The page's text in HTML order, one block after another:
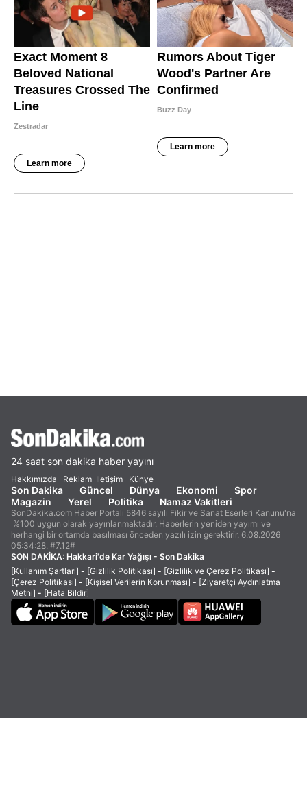
24 saat son dakika haber yayını
Hakkımızda Reklam İletişim Künye
Son Dakika Güncel Dünya Ekonomi
Spor
Magazin
Yerel Politika Namaz Vakitleri
SonDakika.com Haber Portalı 5846 sayılı Fikir ve Sanat Eserleri Kanunu'na
%100 uygun olarak yayınlanmaktadır. Haberlerin yeniden yayımı ve
herhangi bir ortamda basılması önceden yazılı izin gerektirir. 6.08.2026
05:34:28. #7.12#
SON DAKİKA: Hakkari'de Kar Yağışı - Son Dakika
[Kullanım Şartları] - [Gizlilik Politikası] - [Gizlilik ve Çerez Politikası] -
[Çerez Politikası] - [Kişisel Verilerin Korunması] - [Ziyaretçi Aydınlatma
Metni] - [Hata Bildir]